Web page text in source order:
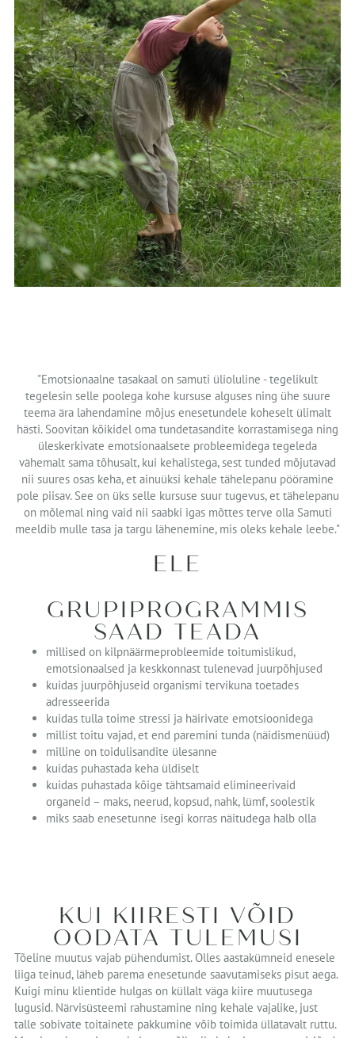
"Emotsionaalne tasakaal on samuti ülioluline - tegelikult
tegelesin selle poolega kohe kursuse alguses ning ühe suure
teema ära lahendamine mõjus enesetundele koheselt ülimalt
hästi. Soovitan kõikidel oma tundetasandite korrastamisega ning
üleskerkivate emotsionaalsete probleemidega tegeleda
vähemalt sama tõhusalt, kui kehalistega, sest tunded mõjutavad
nii suures osas keha, et ainuüksi kehale tähelepanu pööramine
pole piisav. See on üks selle kursuse suur tugevus, et tähelepanu
on mõlemal ning vaid nii saabki igas mõttes terve olla Samuti
meeldib mulle tasa ja targu lähenemine, mis oleks kehale leebe."
ELE
GRUPIPROGRAMMIS
SAAD TEADA
millised on kilpnäärmeprobleemide toitumislikud,
emotsionaalsed ja keskkonnast tulenevad juurpõhjused
kuidas juurpõhjuseid organismi tervikuna toetades
adresseerida
kuidas tulla toime stressi ja häirivate emotsioonidega
millist toitu vajad, et end paremini tunda (näidismenüüd)
milline on toidulisandite ülesanne
kuidas puhastada keha üldiselt
kuidas puhastada kõige tähtsamaid elimineerivaid
organeid – maks, neerud, kopsud, nahk, lümf, soolestik
miks saab enesetunne isegi korras näitudega halb olla
KUI KIIRESTI VÕID
OODATA TULEMUSI
Tõeline muutus vajab pühendumist. Olles aastakümneid enesele
liiga teinud, läheb parema enesetunde saavutamiseks pisut aega.
Kuigi minu klientide hulgas on küllalt väga kiire muutusega
lugusid. Närvisüsteemi rahustamine ning kehale vajalike, just
talle sobivate toitainete pakkumine võib toimida üllatavalt ruttu.